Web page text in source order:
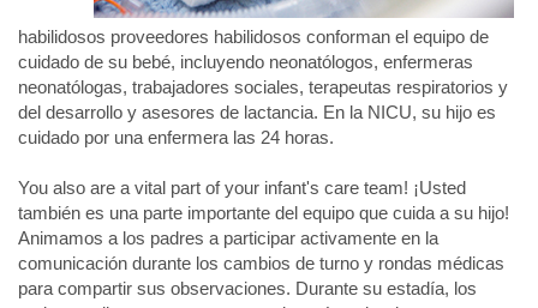
habilidosos proveedores habilidosos conforman el equipo de
cuidado de su bebé, incluyendo neonatólogos, enfermeras
neonatólogas, trabajadores sociales, terapeutas respiratorios y
del desarrollo y asesores de lactancia. En la NICU, su hijo es
cuidado por una enfermera las 24 horas.
You also are a vital part of your infant's care team! ¡Usted
también es una parte importante del equipo que cuida a su hijo!
Animamos a los padres a participar activamente en la
comunicación durante los cambios de turno y rondas médicas
para compartir sus observaciones. Durante su estadía, los